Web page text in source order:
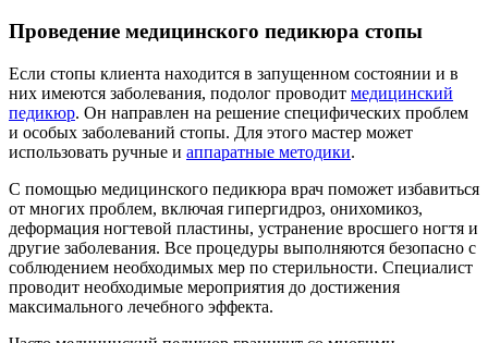
Проведение медицинского педикюра стопы
Если стопы клиента находится в запущенном состоянии и в
них имеются заболевания, подолог проводит медицинский
педикюр. Он направлен на решение специфических проблем
и особых заболеваний стопы. Для этого мастер может
использовать ручные и аппаратные методики.
С помощью медицинского педикюра врач поможет избавиться
от многих проблем, включая гипергидроз, онихомикоз,
деформация ногтевой пластины, устранение вросшего ногтя и
другие заболевания. Все процедуры выполняются безопасно с
соблюдением необходимых мер по стерильности. Специалист
проводит необходимые мероприятия до достижения
максимального лечебного эффекта.